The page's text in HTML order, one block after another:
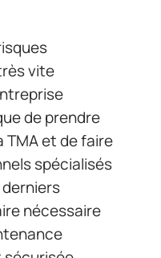
vite
de prendre
TMA et de faire
spécialisés
nécessaire